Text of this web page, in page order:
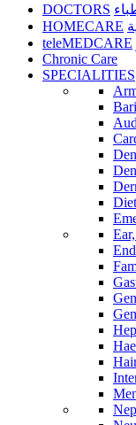
DOCTORS
HOMECARE
teleMEDCARE
Chronic Care
SPECIALITIES